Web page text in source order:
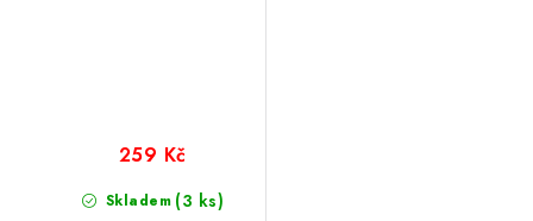
Skladem (3 ks)
259 Kč